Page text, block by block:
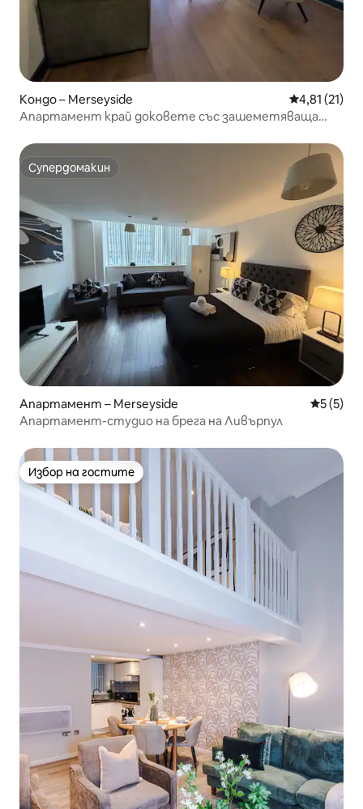
Кондо – Merseyside Средна
4,81 (21)
Апартамент край доковете със зашеметяваща
Супердомакин
Супердомакин
Апартамент – Merseyside Средна
5 (5)
Апартамент-студио на брега на Ливърпул
Избор на гостите
Избор на гостите